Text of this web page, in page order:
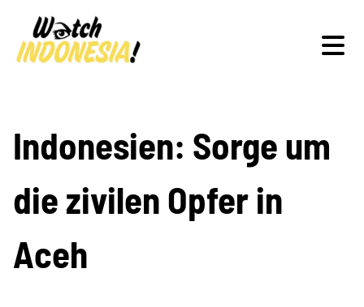
Schwerpunkte
Veranstaltungen
Indonesien: Sorge um
die zivilen Opfer in
Aceh